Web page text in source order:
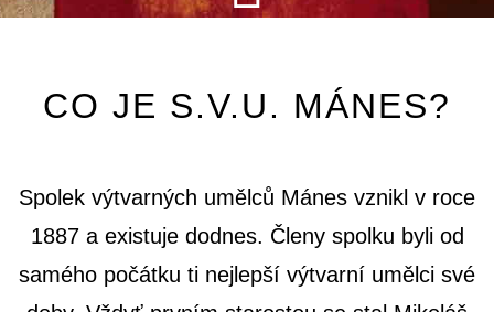
CO JE S.V.U. MÁNES?
Spolek výtvarných umělců Mánes vznikl v roce
1887 a existuje dodnes. Členy spolku byli od
samého počátku ti nejlepší výtvarní umělci své